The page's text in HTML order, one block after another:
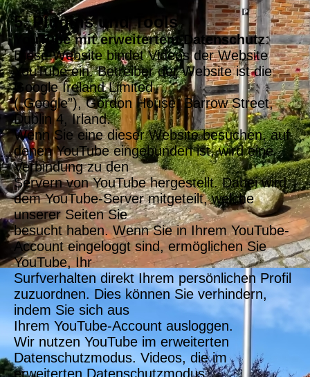
5. Plugins und Tools
YouTube mit erweitertem Datenschutz:
Diese Website bindet Videos der Website
YouTube ein. Betreiber der Website ist die
Google Ireland Limited
(„Google”), Gordon House, Barrow Street,
Dublin 4, Irland.
Wenn Sie eine dieser Website besuchen, auf
denen YouTube eingebunden ist, wird eine
Verbindung zu den
Servern von YouTube hergestellt. Dabei wird
dem YouTube-Server mitgeteilt, welche
unserer Seiten Sie
besucht haben. Wenn Sie in Ihrem YouTube-
Account eingeloggt sind, ermöglichen Sie
YouTube, Ihr
Surfverhalten direkt Ihrem persönlichen Profil
zuzuordnen. Dies können Sie verhindern,
indem Sie sich aus
Ihrem YouTube-Account ausloggen.
Wir nutzen YouTube im erweiterten
Datenschutzmodus. Videos, die im
erweiterten Datenschutzmodus